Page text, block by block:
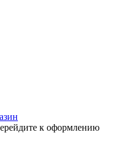
к оформлению